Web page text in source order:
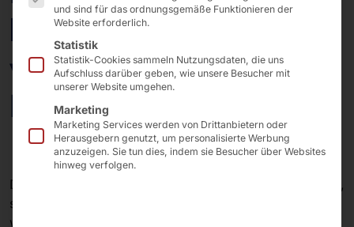
beleuchtet Potenzial
von Selfservice-
Kiosken
Das
, das Online-Magazin der EuroShop,
stellt in diesem Monat in der Rubrik
wachsende Bedeutung von
und sind für das ordnungsgemäße Funktionieren der
Website erforderlich.
Statistik
Statistik-Cookies sammeln Nutzungsdaten, die uns
Aufschluss darüber geben, wie unsere Besucher mit
unserer Website umgehen.
Marketing
Marketing Services werden von Drittanbietern oder
Herausgebern genutzt, um personalisierte Werbung
anzuzeigen. Sie tun dies, indem sie Besucher über Websites
hinweg verfolgen.